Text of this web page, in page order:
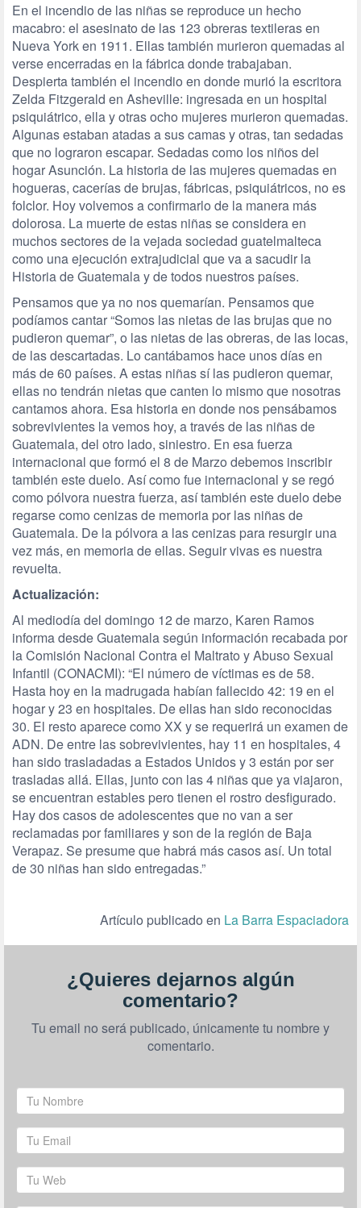
En el incendio de las niñas se reproduce un hecho
macabro: el asesinato de las 123 obreras textileras en
Nueva York en 1911. Ellas también murieron quemadas al
verse encerradas en la fábrica donde trabajaban.
Despierta también el incendio en donde murió la escritora
Zelda Fitzgerald en Asheville: ingresada en un hospital
psiquiátrico, ella y otras ocho mujeres murieron quemadas.
Algunas estaban atadas a sus camas y otras, tan sedadas
que no lograron escapar. Sedadas como los niños del
hogar Asunción. La historia de las mujeres quemadas en
hogueras, cacerías de brujas, fábricas, psiquiátricos, no es
folclor. Hoy volvemos a confirmarlo de la manera más
dolorosa. La muerte de estas niñas se considera en
muchos sectores de la vejada sociedad guatelmalteca
como una ejecución extrajudicial que va a sacudir la
Historia de Guatemala y de todos nuestros países.
Pensamos que ya no nos quemarían. Pensamos que
podíamos cantar “Somos las nietas de las brujas que no
pudieron quemar”, o las nietas de las obreras, de las locas,
de las descartadas. Lo cantábamos hace unos días en
más de 60 países. A estas niñas sí las pudieron quemar,
ellas no tendrán nietas que canten lo mismo que nosotras
cantamos ahora. Esa historia en donde nos pensábamos
sobrevivientes la vemos hoy, a través de las niñas de
Guatemala, del otro lado, siniestro. En esa fuerza
internacional que formó el 8 de Marzo debemos inscribir
también este duelo. Así como fue internacional y se regó
como pólvora nuestra fuerza, así también este duelo debe
regarse como cenizas de memoria por las niñas de
Guatemala. De la pólvora a las cenizas para resurgir una
vez más, en memoria de ellas. Seguir vivas es nuestra
revuelta.
Actualización:
Al mediodía del domingo 12 de marzo, Karen Ramos
informa desde Guatemala según información recabada por
la Comisión Nacional Contra el Maltrato y Abuso Sexual
Infantil (CONACMI): “El número de víctimas es de 58.
Hasta hoy en la madrugada habían fallecido 42: 19 en el
hogar y 23 en hospitales. De ellas han sido reconocidas
30. El resto aparece como XX y se requerirá un examen de
ADN. De entre las sobrevivientes, hay 11 en hospitales, 4
han sido trasladadas a Estados Unidos y 3 están por ser
trasladas allá. Ellas, junto con las 4 niñas que ya viajaron,
se encuentran estables pero tienen el rostro desfigurado.
Hay dos casos de adolescentes que no van a ser
reclamadas por familiares y son de la región de Baja
Verapaz. Se presume que habrá más casos así. Un total
de 30 niñas han sido entregadas.”
Artículo publicado en La Barra Espaciadora
¿Quieres dejarnos algún
comentario?
Tu email no será publicado, únicamente tu nombre y
comentario.